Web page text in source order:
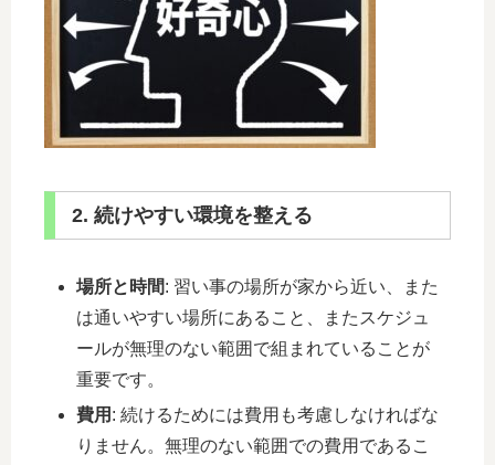
2. 続けやすい環境を整える
場所と時間: 習い事の場所が家から近い、また
は通いやすい場所にあること、またスケジュ
ールが無理のない範囲で組まれていることが
重要です。
費用 : 続けるためには費用も考慮しなければな
りません。無理のない範囲での費用であるこ